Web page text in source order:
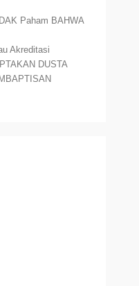
Paham BAHWA
Akreditasi
DUSTA